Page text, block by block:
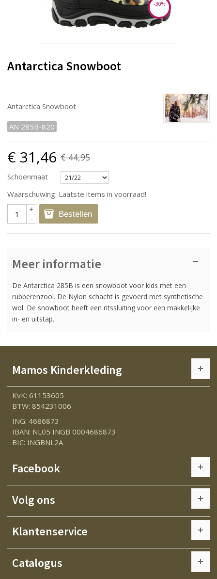
-30%
Antarctica Snowboot
Antarctica Snowboot
AN 285B-820
€ 31,46 € 44,95
Schoenmaat
Waarschuwing: Laatste items in voorraad!
-
+ Bestellen
Meer informatie
De Antarctica 285B is een snowboot voor kids met een
rubberenzool. De Nylon schacht is gevoerd met synthetische
wol. De snowboot heeft een ritssluiting voor een makkelijke
in- en uitstap.
Mamos Kinderkleding
KvK: 61153605
BTW: 854231006
ING: 4686873
IBAN: NL05 INGB 0004686873
BIC: INGBNL2A
Facebook
Volg ons
Klantenservice
Catalogus